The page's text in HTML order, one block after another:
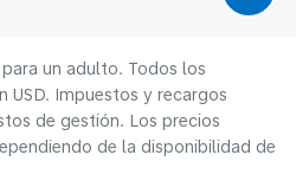
un adulto. Todos los
USD. Impuestos y recargos
de gestión. Los precios
de la disponibilidad de